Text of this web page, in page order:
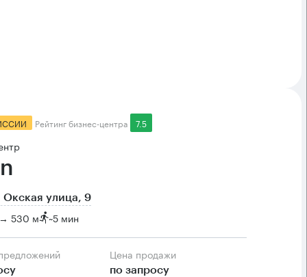
Рейтинг бизнес-центра 7.5
Окская улица, 9
530 м ~5 мин
Цена продажи
по запросу